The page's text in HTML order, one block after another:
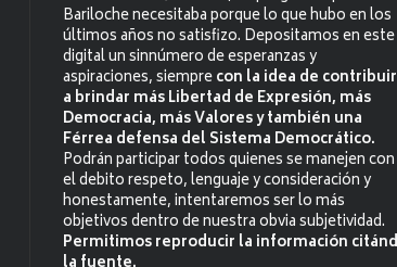
Bariloche necesitaba porque lo que hubo en los
últimos años no satisfizo. Depositamos en este
digital un sinnúmero de esperanzas y
aspiraciones, siemprecon la idea de contribuir
a brindar más Libertad de Expresión, más
Democracia, más Valores y también una
Férrea defensa del Sistema Democrático.
Podrán participar todos quienes se manejen con
el debito respeto, lenguaje y consideración y
honestamente, intentaremos ser lo más
objetivos dentro de nuestra obvia subjetividad.
Permitimos reproducir la información